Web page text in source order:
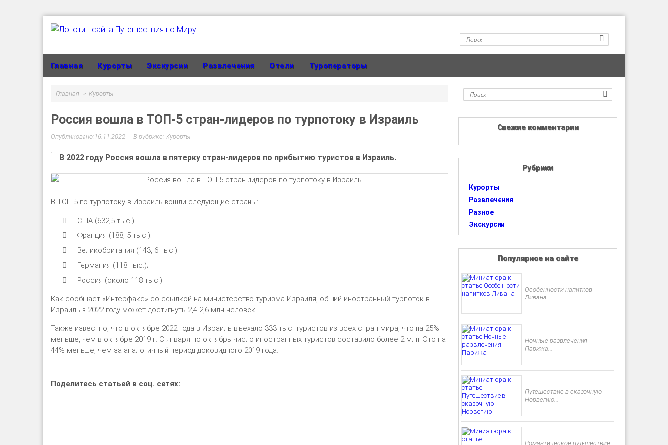
Главная Курорты Экскурсии Развлечения Отели Туроператоры
Главная Курорты
Россия вошла в ТОП-5 стран-лидеров по турпотоку в Израиль
16.11.2022 Курорты
В 2022 году Россия вошла в пятерку стран-лидеров по прибытию туристов в Израиль.
В ТОП-5 по турпотоку в Израиль вошли следующие страны:
США (632,5 тыс.);
Франция (188, 5 тыс.);
Великобритания (143, 6 тыс.);
Германия (118 тыс.);
Россия (около 118 тыс.).
Как сообщает «Интерфакс» со ссылкой на министерство туризма Израиля, общий иностранный турпоток в
Израиль в 2022 году может достигнуть 2,4-2,6 млн человек.
Также известно, что в октябре 2022 года в Израиль въехало 333 тыс. туристов из всех стран мира, что на 25%
меньше, чем в октябре 2019 г. С января по октябрь число иностранных туристов составило более 2 млн. Это на
44% меньше, чем за аналогичный период доковидного 2019 года.
Поделитесь статьей в соц. сетях:
Свежие комментарии
Рубрики
Курорты
Развлечения
Разное
Экскурсии
Популярное на сайте
Особенности напитков
Ливана...
Ночные развлечения
Парижа...
Путешествие в сказочную
Норвегию...
Романтическое путешествие